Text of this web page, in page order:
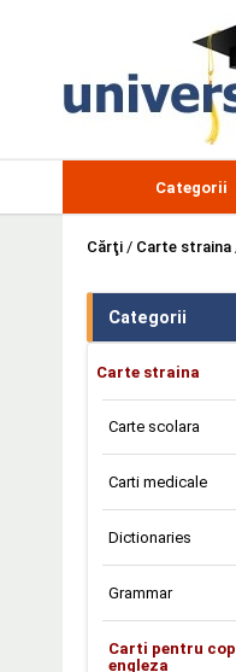
Categorii
Cărţi / Carte straina
Categorii
Carte straina
Carte scolara
Carti medicale
Dictionaries
Grammar
Carti pentru
engleza